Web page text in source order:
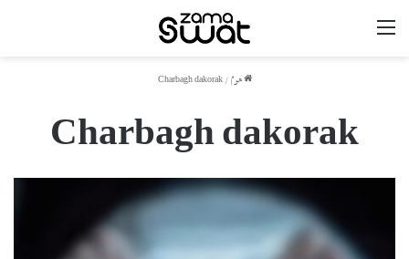
ھوم /
Charbagh dakorak
Charbagh dakorak